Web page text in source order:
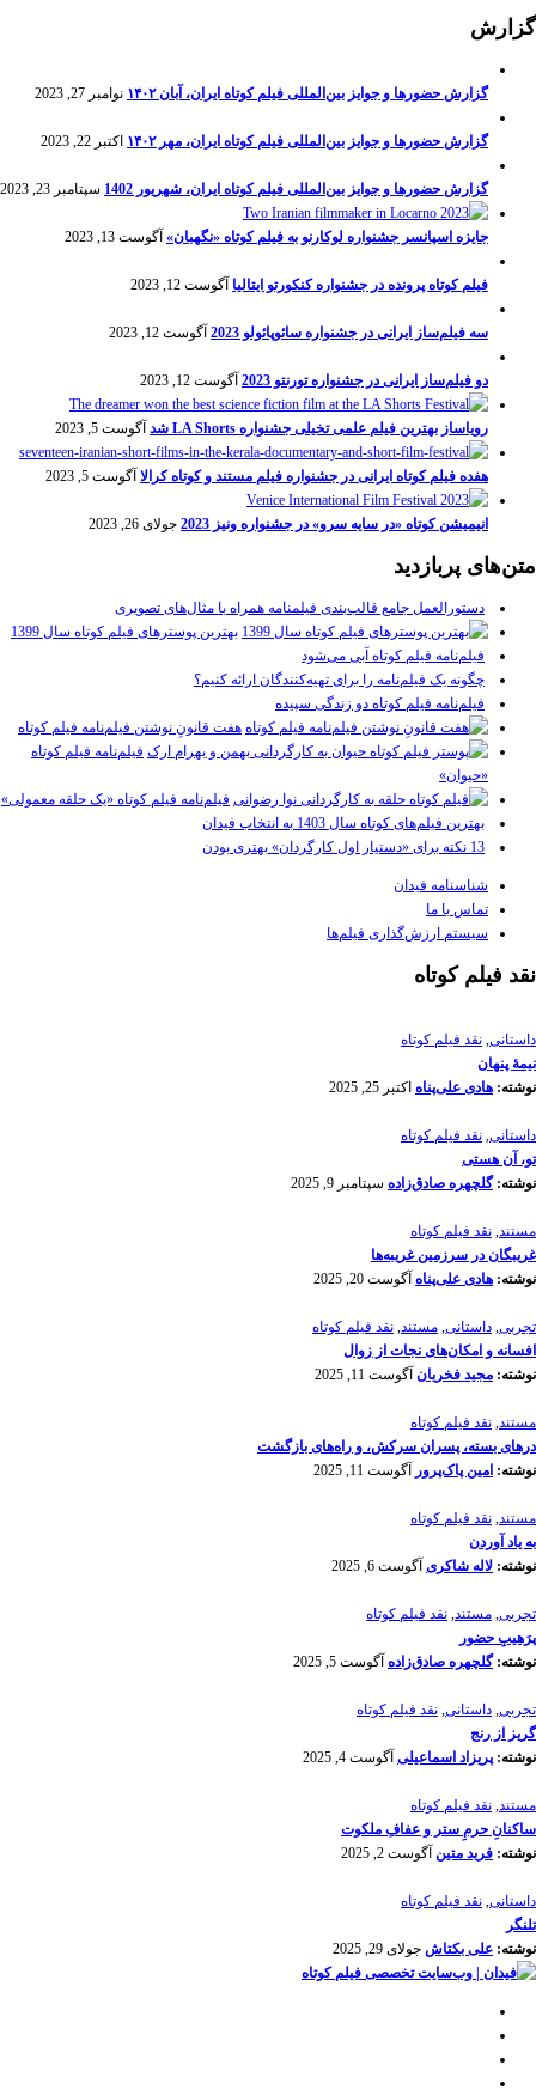
گزارش
گزارش حضورها و جوایز بین‌المللی فیلم کوتاه ایران، آبان ۱۴۰۲ نوامبر 27, 2023
گزارش حضورها و جوایز بین‌المللی فیلم کوتاه ایران، مهر ۱۴۰۲ اکتبر 22, 2023
گزارش حضورها و جوایز بین‌المللی فیلم کوتاه ایران، شهریور 1402 سپتامبر 23, 2023
جایزه اسپانسر جشنواره لوکارنو به فیلم کوتاه «نگهبان» آگوست 13, 2023
فیلم کوتاه پرونده در جشنواره کنکورتو ایتالیا آگوست 12, 2023
سه فیلم‌ساز ایرانی در جشنواره سائوپائولو 2023 آگوست 12, 2023
دو فیلم‌ساز ایرانی در جشنواره تورنتو 2023 آگوست 12, 2023
رویاساز بهترین فیلم علمی تخیلی جشنواره LA Shorts شد آگوست 5, 2023
هفده فیلم کوتاه ایرانی در جشنواره فیلم مستند و کوتاه کرالا آگوست 5, 2023
انیمیشن کوتاه «در سایه سرو» در جشنواره ونیز 2023 جولای 26, 2023
متن‌های پربازدید
دستورالعمل جامع قالب‌بندی فیلمنامه همراه با مثال‌های تصویری
بهترین پوسترهای فیلم کوتاه سال 1399
فیلم‌نامه فیلم کوتاه آبی می‌شود
چگونه یک فیلم‌نامه را برای تهیه‌کنندگان ارائه کنیم؟
فیلم‌نامه فیلم کوتاه دو زندگی سپیده
هفت قانونِ نوشتن فیلم‌نامه فیلم کوتاه
فیلم‌نامه فیلم کوتاه
«حیوان»
فیلم‌نامه فیلم کوتاه «یک حلقه معمولی»
بهترین فیلم‌های کوتاه سال 1403 به انتخاب فیدان
13 نکته برای «دستیار اول کارگردان» بهتری بودن
شناسنامه فیدان
تماس با ما
سیستم ارزش‌گذاری فیلم‌ها
نقد فیلم کوتاه
داستانی, نقد فیلم کوتاه
نیمۀ پنهان
نوشته: هادی علی‌پناه اکتبر 25, 2025
داستانی, نقد فیلم کوتاه
تو، آن هستی
نوشته:گلچهره صادق‌زاده سپتامبر 9, 2025
مستند, نقد فیلم کوتاه
غریبگان در سرزمین غریبه‌ها
نوشته: هادی علی‌پناه آگوست 20, 2025
تجربی, داستانی, مستند, نقد فیلم کوتاه
افسانه‌ و امکان‌های نجات از زوال
نوشته: مجید فخریان آگوست 11, 2025
مستند, نقد فیلم کوتاه
درهای بسته، پسران سرکش، و راه‌های بازگشت
نوشته: امین پاک‌پرور آگوست 11, 2025
مستند, نقد فیلم کوتاه
به یاد آوردن
نوشته: لاله شاکری آگوست 6, 2025
تجربی, مستند, نقد فیلم کوتاه
پرَهیب‌ِ حضور
نوشته:گلچهره صادق‌زاده آگوست 5, 2025
تجربی, داستانی, نقد فیلم کوتاه
گریز از رنج
نوشته:پریزاد اسماعیلی آگوست 4, 2025
مستند, نقد فیلم کوتاه
ساکنانِ حرمِ ستر و عفافِ ملکوت
نوشته: فرید متین آگوست 2, 2025
داستانی, نقد فیلم کوتاه
تلنگر
نوشته: علی بکتاش جولای 29, 2025